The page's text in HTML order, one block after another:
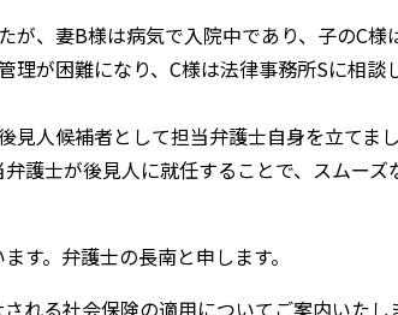
が、妻B様は病気で入院中であり、子のC様
理が困難になり、C様は法律事務所Sに相談
見人候補者として担当弁護士自身を立てま
護士が後見人に就任することで、スムーズ
す。弁護士の長南と申します。
れる社会保険の適用についてご案内いたし